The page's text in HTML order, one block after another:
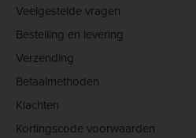
Veelgestelde vragen
Bestelling en levering
Verzending
Betaalmethoden
Klachten
Kortingscode voorwaarden